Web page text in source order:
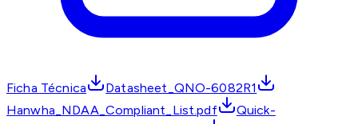
Ficha Técnica
Datasheet_QNO-6082R1
Hanwha_NDAA_Compliant_List.pdf
Quick-